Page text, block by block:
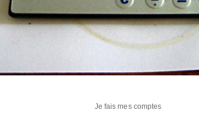
Je fais mes comptes